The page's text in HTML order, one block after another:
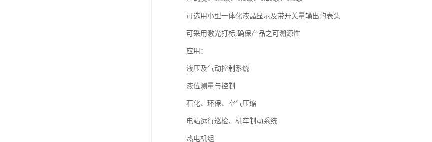
可选用小型一体化液晶显示及带开关量输出的表头
可采用激光打标,确保产品之可溯源性
应用：
液压及气动控制系统
液位测量与控制
石化、环保、空气压缩
电站运行巡检、机车制动系统
热电机组